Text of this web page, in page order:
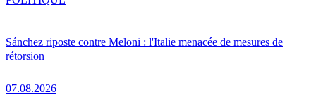
Sánchez riposte contre Meloni : l'Italie menacée de mesures de
rétorsion
07.08.2026